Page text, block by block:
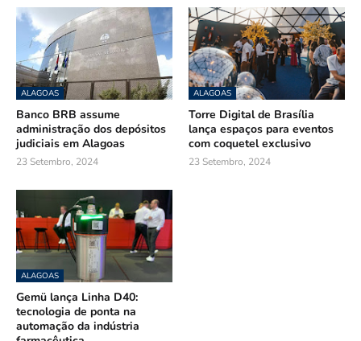
ALAGOAS
Banco BRB assume
administração dos depósitos
judiciais em Alagoas
23 Setembro, 2024
ALAGOAS
Torre Digital de Brasília
lança espaços para eventos
com coquetel exclusivo
23 Setembro, 2024
ALAGOAS
Gemü lança Linha D40:
tecnologia de ponta na
automação da indústria